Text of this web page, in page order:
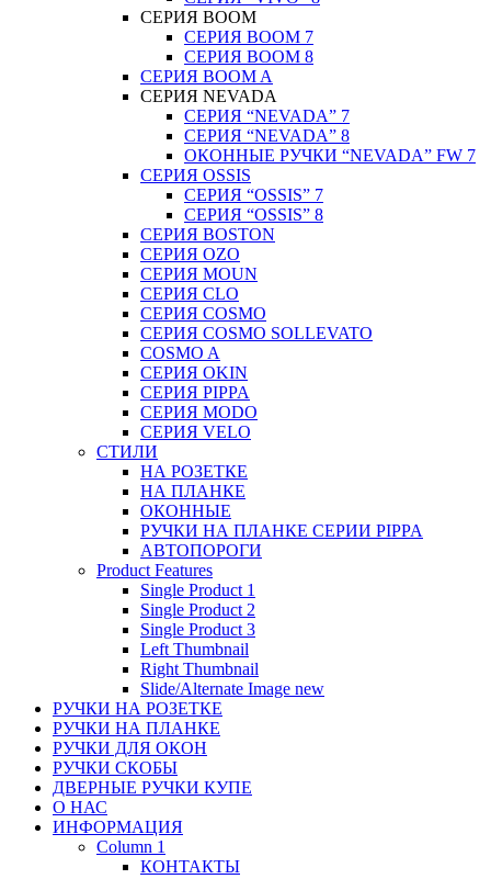
СЕРИЯ ВOOM
СЕРИЯ ВOOM 7
СЕРИЯ ВOOM 8
СЕРИЯ ВOOM A
СЕРИЯ NEVADA
СЕРИЯ “NEVADA” 7
СЕРИЯ “NEVADA” 8
ОКОННЫЕ РУЧКИ “NEVADA” FW 7
СЕРИЯ OSSIS
СЕРИЯ “OSSIS” 7
СЕРИЯ “OSSIS” 8
СЕРИЯ ВOSTON
CЕРИЯ OZO
СЕРИЯ MOUN
СЕРИЯ CLO
СЕРИЯ COSMO
СЕРИЯ COSMO SOLLEVATO
COSMO A
СЕРИЯ OKIN
СЕРИЯ PIPPA
СЕРИЯ MODO
СЕРИЯ VELO
СТИЛИ
НА РОЗЕТКЕ
НА ПЛАНКЕ
ОКОННЫЕ
РУЧКИ НА ПЛАНКЕ СЕРИИ PIPPA
АВТОПОРОГИ
Product Features
Single Product 1
Single Product 2
Single Product 3
Left Thumbnail
Right Thumbnail
Slide/Alternate Image new
РУЧКИ НА РОЗЕТКЕ
РУЧКИ НА ПЛАНКЕ
РУЧКИ ДЛЯ ОКОН
РУЧКИ СКОБЫ
ДВЕРНЫЕ РУЧКИ КУПЕ
О НАС
ИНФОРМАЦИЯ
Column 1
КОНТАКТЫ